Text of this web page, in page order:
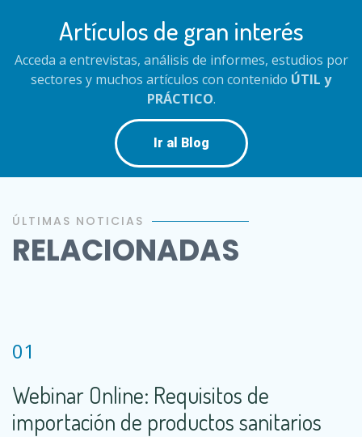
Artículos de gran interés
Acceda a entrevistas, análisis de informes, estudios por
sectores y muchos artículos con contenido ÚTIL y
PRÁCTICO.
Ir al Blog
ÚLTIMAS NOTICIAS
RELACIONADAS
01
Webinar Online: Requisitos de
importación de productos sanitarios